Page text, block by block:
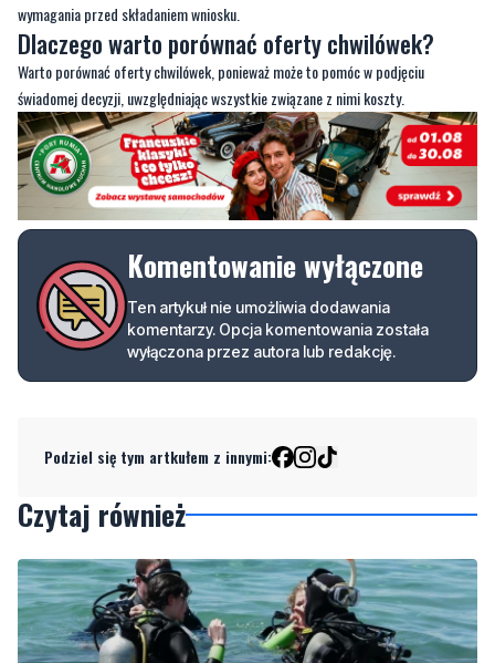
wymagania przed składaniem wniosku.
Dlaczego warto porównać oferty chwilówek?
Warto porównać oferty chwilówek, ponieważ może to pomóc w podjęciu
świadomej decyzji, uwzględniając wszystkie związane z nimi koszty.
Komentowanie wyłączone
Ten artykuł nie umożliwia dodawania
komentarzy. Opcja komentowania została
wyłączona przez autora lub redakcję.
Podziel się tym artkułem z innymi:
Czytaj również